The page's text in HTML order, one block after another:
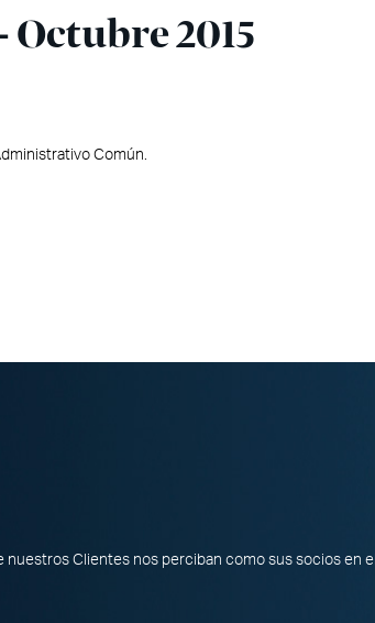
2015
Común.
Clientes nos perciban como sus socios en el